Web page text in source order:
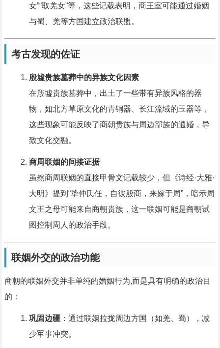
女”“取羌女”等，这些记载表明，商王室可能通过婚姻
与蜀、羌等方国建立政治联盟。
考古发现的佐证
殷墟贵族墓葬中的异族文化因素
在殷墟贵族墓葬中，出土了一些带有异族风格的器
物，如北方草原文化的青铜器、长江流域的玉器等，
这些现象可能反映了商朝贵族与周边部族的通婚，导
致文化交融。
商周联姻的间接证据
虽然商周联姻的直接甲骨文记载较少，但《诗经·大雅·
大明》提到“挚仲氏任，自彼殷商，来嫁于周”，暗示周
文王之母可能来自商朝贵族，这一联姻可能是商朝试
图控制周人的政治手段。
联姻外交的政治功能
商朝的联姻外交并非单纯的婚姻行为,而是具有明确的政治目
的：
巩固边疆：通过联姻拉拢周边方国（如羌、蜀），减
少军事冲突。